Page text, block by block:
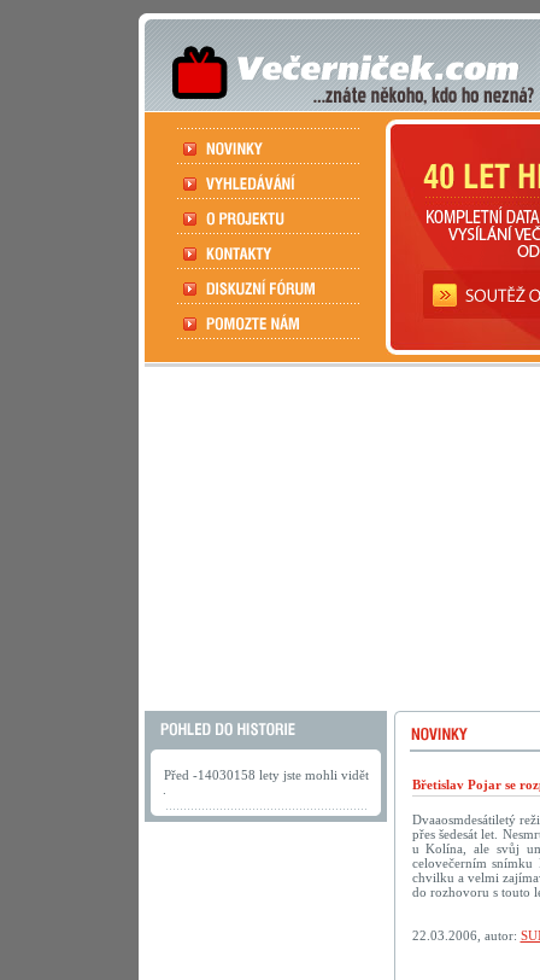
Před -14030158 lety jste mohli vidět
Břetislav Pojar se
Dvaaosmdesátiletý
přes šedesát let.
u Kolína, ale svůj
celovečerním
chvilku a velmi
do rozhovoru s touto
22.03.2006, autor: